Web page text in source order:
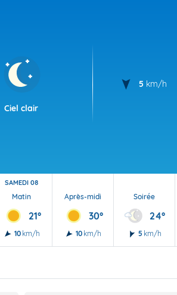
Ciel clair
5 km/h
SAMEDI 08
Matin
21°
10 km/h
Après-midi
30°
10 km/h
Soirée
24°
5 km/h